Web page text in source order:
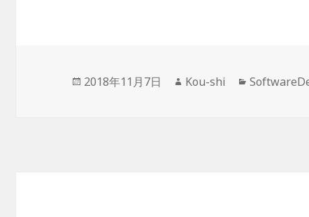
投
2018年11月7日
作
Kou-shi
カ